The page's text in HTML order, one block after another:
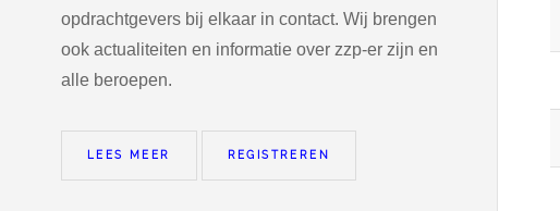
opdrachtgevers bij elkaar in contact. Wij brengen
ook actualiteiten en informatie over zzp-er zijn en
alle beroepen.
LEES MEER REGISTREREN